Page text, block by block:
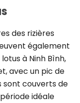
des rizières
également
à Ninh Bình,
avec un pic de
sont couverts de
idéale